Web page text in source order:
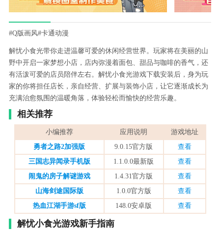
#Q版画风#卡通动漫
解忧小食光带你走进温馨可爱的休闲经营世界。玩家将在美丽的山
野中开启一家梦想小店，店内弥漫着面包、甜品与咖啡的香气，还
有活泼可爱的店员陪伴左右。解忧小食光游戏下载安装后，身为玩
家的你将担任店长，亲自经营、扩展与装饰小店，让它逐渐成长为
充满治愈氛围的温暖角落，体验轻松而愉快的经营乐趣。
相关推荐
小编推荐 应用说明
游戏地址
勇者之路2加强版
9.0.15官方版
查看
三国志异闻录手机版
1.1.0.0最新版
查看
闹鬼的房子解谜游戏
1.4.31官方版
查看
山海剑途国际版
1.0.0官方版
查看
热血江湖手游sf版
148.0安卓版 查看
解忧小食光游戏新手指南